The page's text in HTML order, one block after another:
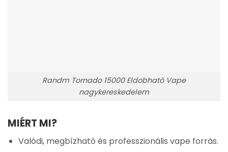
Randm Tornado 15000 Eldobható Vape
nagykereskedelem
MIÉRT MI?
Valódi, megbízható és professzionális vape forrás.